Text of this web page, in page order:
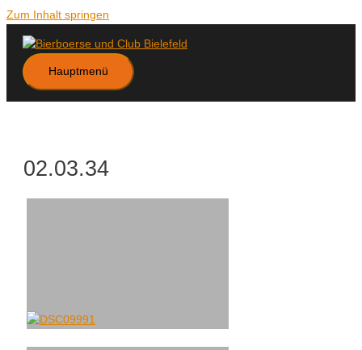
Zum Inhalt springen
Hauptmenü
02.03.34